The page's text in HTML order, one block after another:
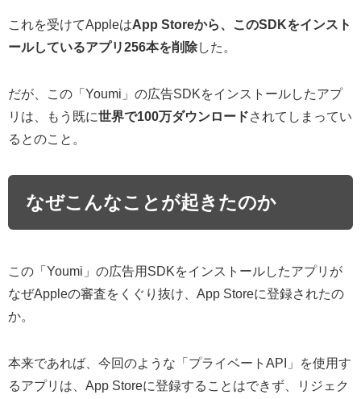
これを受けてAppleはApp Storeから、このSDKをインスト
ールしているアプリ256本を削除した。
だが、この「Youmi」の広告SDKをインストールしたアプ
リは、もう既に世界で100万ダウンロードされてしまってい
るとのこと。
なぜこんなことが起きたのか
この「Youmi」の広告用SDKをインストールしたアプリが
なぜAppleの審査をくぐり抜け、App Storeに登録されたの
か。
本来であれば、今回のような「プライベートAPI」を使用す
るアプリは、App Storeに登録することはできず、リジェク